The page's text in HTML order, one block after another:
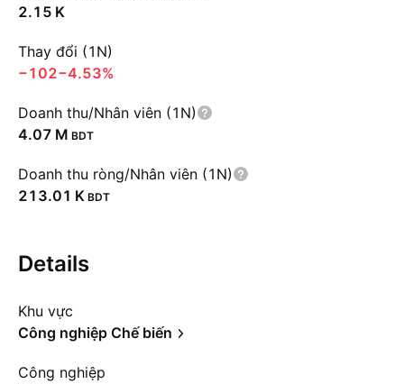
‪2.15 K‬
Thay đổi (1N)
−102−4.53%
Doanh thu/Nhân viên (1N)
‪4.07 M‬ BDT
Doanh thu ròng/Nhân viên (1N)
‪213.01 K‬ BDT
Details
Khu vực
Công nghiệp Chế biến
Công nghiệp